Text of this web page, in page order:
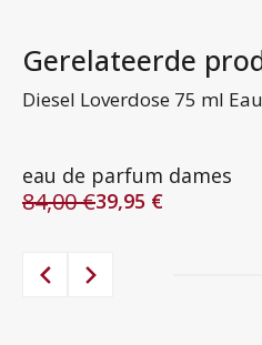
Gerelateerde
Diesel Loverdose 75 ml
eau de parfum dames
84,00€
Oorspronkelijke
was:
84,00 €.
39,95 €
Huidige
39,95 €.